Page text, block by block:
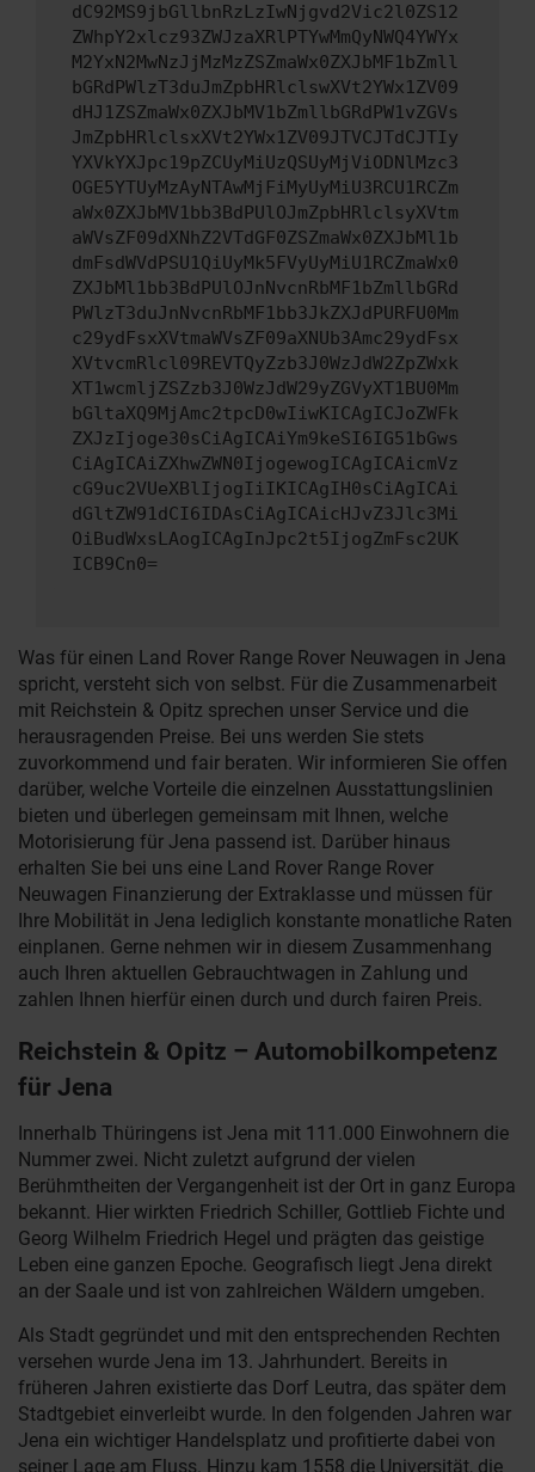
dC92MS9jbGllbnRzLzIwNjgvd2Vic2l0ZS12
ZWhpY2xlcz93ZWJzaXRlPTYwMmQyNWQ4YWYx
M2YxN2MwNzJjMzMzZSZmaWx0ZXJbMF1bZmll
bGRdPWlzT3duJmZpbHRlclswXVt2YWx1ZV09
dHJ1ZSZmaWx0ZXJbMV1bZmllbGRdPW1vZGVs
JmZpbHRlclsxXVt2YWx1ZV09JTVCJTdCJTIy
YXVkYXJpc19pZCUyMiUzQSUyMjViODNlMzc3
OGE5YTUyMzAyNTAwMjFiMyUyMiU3RCU1RCZm
aWx0ZXJbMV1bb3BdPUlOJmZpbHRlclsyXVtm
aWVsZF09dXNhZ2VTdGF0ZSZmaWx0ZXJbMl1b
dmFsdWVdPSU1QiUyMk5FVyUyMiU1RCZmaWx0
ZXJbMl1bb3BdPUlOJnNvcnRbMF1bZmllbGRd
PWlzT3duJnNvcnRbMF1bb3JkZXJdPURFU0Mm
c29ydFsxXVtmaWVsZF09aXNUb3Amc29ydFsx
XVtvcmRlcl09REVTQyZzb3J0WzJdW2ZpZWxk
XT1wcmljZSZzb3J0WzJdW29yZGVyXT1BU0Mm
bGltaXQ9MjAmc2tpcD0wIiwKICAgICJoZWFk
ZXJzIjoge30sCiAgICAiYm9keSI6IG51bGws
CiAgICAiZXhwZWN0IjogewogICAgICAicmVz
cG9uc2VUeXBlIjogIiIKICAgIH0sCiAgICAi
dGltZW91dCI6IDAsCiAgICAicHJvZ3Jlc3Mi
OiBudWxsLAogICAgInJpc2t5IjogZmFsc2UK
ICB9Cn0=
Was für einen Land Rover Range Rover Neuwagen in Jena
spricht, versteht sich von selbst. Für die Zusammenarbeit
mit Reichstein & Opitz sprechen unser Service und die
herausragenden Preise. Bei uns werden Sie stets
zuvorkommend und fair beraten. Wir informieren Sie offen
darüber, welche Vorteile die einzelnen Ausstattungslinien
bieten und überlegen gemeinsam mit Ihnen, welche
Motorisierung für Jena passend ist. Darüber hinaus
erhalten Sie bei uns eine Land Rover Range Rover
Neuwagen Finanzierung der Extraklasse und müssen für
Ihre Mobilität in Jena lediglich konstante monatliche Raten
einplanen. Gerne nehmen wir in diesem Zusammenhang
auch Ihren aktuellen Gebrauchtwagen in Zahlung und
zahlen Ihnen hierfür einen durch und durch fairen Preis.
Reichstein & Opitz – Automobilkompetenz
für Jena
Innerhalb Thüringens ist Jena mit 111.000 Einwohnern die
Nummer zwei. Nicht zuletzt aufgrund der vielen
Berühmtheiten der Vergangenheit ist der Ort in ganz Europa
bekannt. Hier wirkten Friedrich Schiller, Gottlieb Fichte und
Georg Wilhelm Friedrich Hegel und prägten das geistige
Leben eine ganzen Epoche. Geografisch liegt Jena direkt
an der Saale und ist von zahlreichen Wäldern umgeben.
Als Stadt gegründet und mit den entsprechenden Rechten
versehen wurde Jena im 13. Jahrhundert. Bereits in
früheren Jahren existierte das Dorf Leutra, das später dem
Stadtgebiet einverleibt wurde. In den folgenden Jahren war
Jena ein wichtiger Handelsplatz und profitierte dabei von
seiner Lage am Fluss. Hinzu kam 1558 die Universität, die